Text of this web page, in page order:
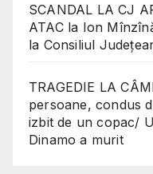
SCANDAL LA CJ
ATAC la Ion
la Consiliul
TRAGEDIE LA
persoane, condus
izbit de un copac/
Dinamo a murit